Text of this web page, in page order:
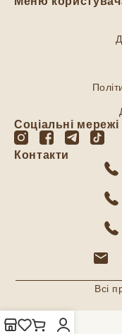
Соціальні мережі
Контакти
Всі